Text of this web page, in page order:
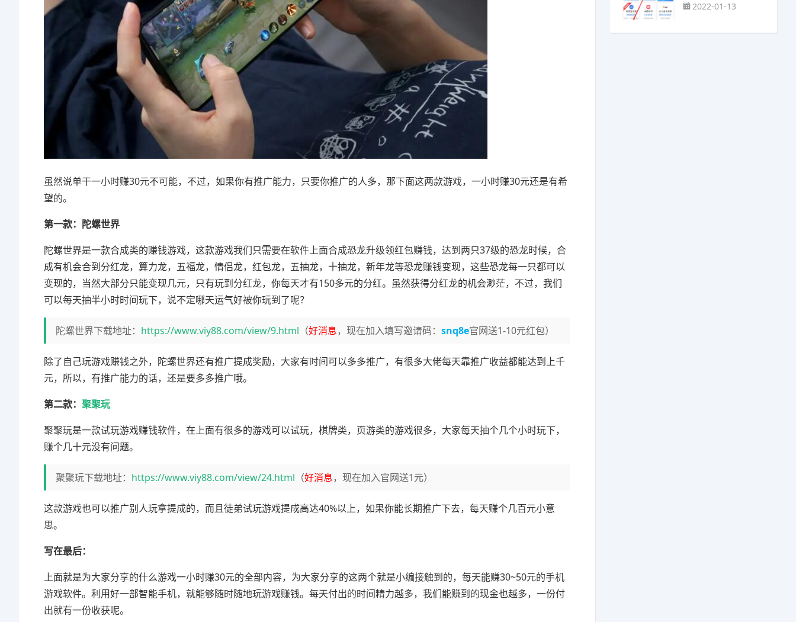
虽然说单干一小时赚30元不可能，不过，如果你有推广能力，只要你推广的人多，那下面这两款游戏，一小时赚30元还是有希
望的。
第一款：陀螺世界
陀螺世界是一款合成类的赚钱游戏，这款游戏我们只需要在软件上面合成恐龙升级领红包赚钱，达到两只37级的恐龙时候，合
成有机会合到分红龙，算力龙，五福龙，情侣龙，红包龙，五抽龙，十抽龙，新年龙等恐龙赚钱变现，这些恐龙每一只都可以
变现的，当然大部分只能变现几元，只有玩到分红龙，你每天才有150多元的分红。虽然获得分红龙的机会渺茫，不过，我们
可以每天抽半小时时间玩下，说不定哪天运气好被你玩到了呢？
陀螺世界下载地址： https://www.viy88.com/view/9.html （好消息，现在加入填写邀请码： snq8e官网送1-10元红包）
除了自己玩游戏赚钱之外，陀螺世界还有推广提成奖励，大家有时间可以多多推广，有很多大佬每天靠推广收益都能达到上千
元，所以，有推广能力的话，还是要多多推广哦。
第二款： 聚聚玩
聚聚玩是一款试玩游戏赚钱软件，在上面有很多的游戏可以试玩，棋牌类，页游类的游戏很多，大家每天抽个几个小时玩下，
赚个几十元没有问题。
聚聚玩下载地址： https://www.viy88.com/view/24.html （好消息，现在加入官网送1元）
这款游戏也可以推广别人玩拿提成的，而且徒弟试玩游戏提成高达40%以上，如果你能长期推广下去，每天赚个几百元小意
思。
写在最后：
上面就是为大家分享的什么游戏一小时赚30元的全部内容，为大家分享的这两个就是小编接触到的，每天能赚30~50元的手机
游戏软件。利用好一部智能手机，就能够随时随地玩游戏赚钱。每天付出的时间精力越多，我们能赚到的现金也越多，一份付
出就有一份收获呢。
2022-01-13